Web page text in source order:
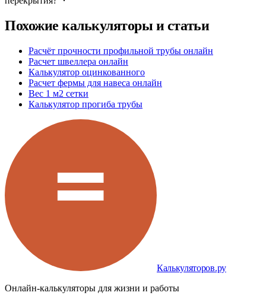
Похожие калькуляторы и статьи
Расчёт прочности профильной трубы онлайн
Расчет швеллера онлайн
Калькулятор оцинкованного
Расчет фермы для навеса онлайн
Вес 1 м2 сетки
Калькулятор прогиба трубы
Калькуляторов.ру
Онлайн-калькуляторы для жизни и работы